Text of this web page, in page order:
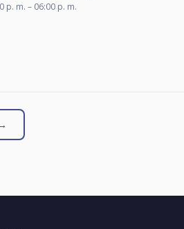
p. m. – 06:00 p. m.